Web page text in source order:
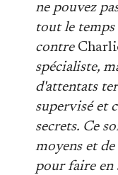
ne pouvez
tout le temps
contre
spécialiste,
d'attentats
supervisé et
secrets. Ce
moyens et
pour faire en